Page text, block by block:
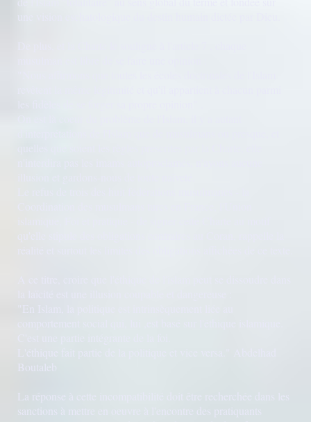
Boutaleb
La réponse à cette incompatibilité doit être recherchée dans les
sanctions à mettre en oeuvre à l'encontre des pratiquants